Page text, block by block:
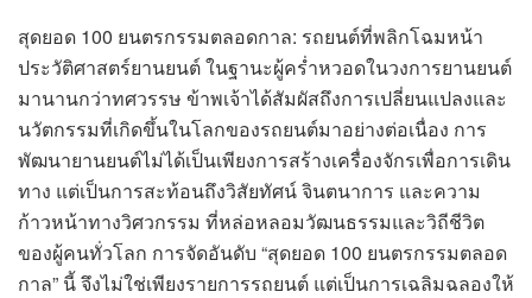
สุดยอด 100 ยนตรกรรมตลอดกาล: รถยนต์ที่พลิกโฉมหน้า
ประวัติศาสตร์ยานยนต์ ในฐานะผู้คร่ำหวอดในวงการยานยนต์
มานานกว่าทศวรรษ ข้าพเจ้าได้สัมผัสถึงการเปลี่ยนแปลงและ
นวัตกรรมที่เกิดขึ้นในโลกของรถยนต์มาอย่างต่อเนื่อง การ
พัฒนายานยนต์ไม่ได้เป็นเพียงการสร้างเครื่องจักรเพื่อการเดิน
ทาง แต่เป็นการสะท้อนถึงวิสัยทัศน์ จินตนาการ และความ
ก้าวหน้าทางวิศวกรรม ที่หล่อหลอมวัฒนธรรมและวิถีชีวิต
ของผู้คนทั่วโลก การจัดอันดับ “สุดยอด 100 ยนตรกรรมตลอด
กาล” นี้ จึงไม่ใช่เพียงรายการรถยนต์ แต่เป็นการเฉลิมฉลองให้